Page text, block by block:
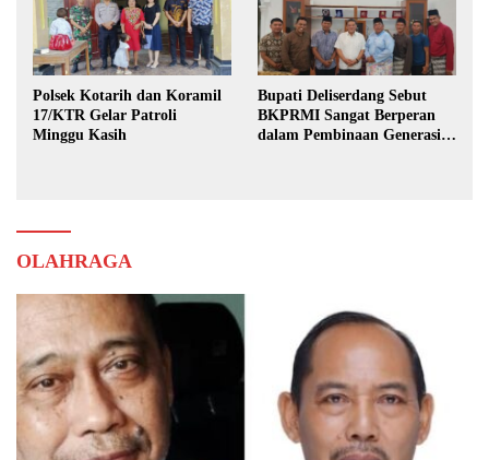
Polsek Kotarih dan Koramil
17/KTR Gelar Patroli
Minggu Kasih
Bupati Deliserdang Sebut
BKPRMI Sangat Berperan
dalam Pembinaan Generasi
OLAHRAGA